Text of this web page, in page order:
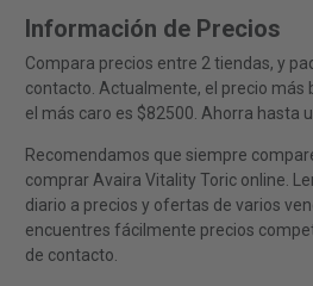
Información de Precios
Compara precios entre 2 tiendas, y
contacto. Actualmente, el precio más
el más caro es $82500. Ahorra hasta
Recomendamos que siempre
comprar Avaira Vitality Toric online.
diario a precios y ofertas de varios
encuentres fácilmente precios
de contacto.